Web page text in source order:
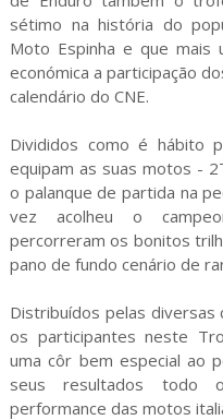
sétimo na história do
Moto Espinha e que mais
económica a participação
calendário do CNE.
Divididos como é hábito
equipam as suas motos -
o palanque de partida na
vez acolheu o
percorreram os bonitos
pano de fundo cenário de
Distribuídos pelas diversas
os participantes neste
uma côr bem especial ao
seus resultados todo
performance das motos